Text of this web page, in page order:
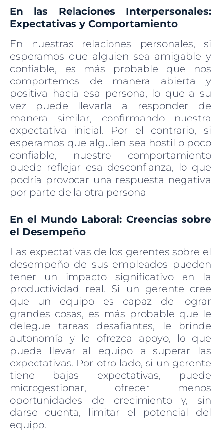
En las Relaciones Interpersonales:
Expectativas y Comportamiento
En nuestras relaciones personales, si
esperamos que alguien sea amigable y
confiable, es más probable que nos
comportemos de manera abierta y
positiva hacia esa persona, lo que a su
vez puede llevarla a responder de
manera similar, confirmando nuestra
expectativa inicial. Por el contrario, si
esperamos que alguien sea hostil o poco
confiable, nuestro comportamiento
puede reflejar esa desconfianza, lo que
podría provocar una respuesta negativa
por parte de la otra persona.
En el Mundo Laboral: Creencias sobre
el Desempeño
Las expectativas de los gerentes sobre el
desempeño de sus empleados pueden
tener un impacto significativo en la
productividad real. Si un gerente cree
que un equipo es capaz de lograr
grandes cosas, es más probable que le
delegue tareas desafiantes, le brinde
autonomía y le ofrezca apoyo, lo que
puede llevar al equipo a superar las
expectativas. Por otro lado, si un gerente
tiene bajas expectativas, puede
microgestionar, ofrecer menos
oportunidades de crecimiento y, sin
darse cuenta, limitar el potencial del
equipo.